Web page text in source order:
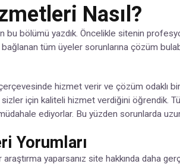
Nasıl?
bölümü yazdık. Öncelikle sitenin
tüm üyeler sorunlarına çözüm
hizmet verir ve çözüm odaklı
için kaliteli hizmet verdiğini öğrendik.
ediyorlar. Bu yüzden sorunlarda
Yorumları
yaparsanız site hakkında daha